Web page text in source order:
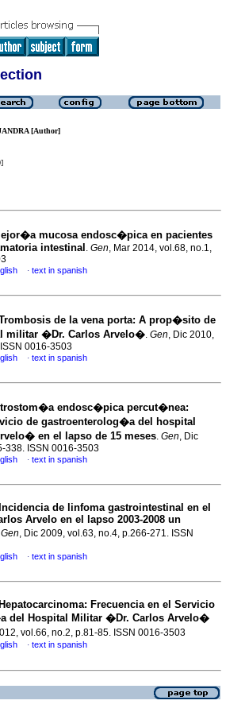
[Author]
]
mucosa endosc�pica en pacientes
intestinal . Gen, Mar 2014, vol.68, no.1,
· text in spanish
de la vena porta: A prop�sito de
militar �Dr. Carlos Arvelo�. Gen, Dic 2010,
0016-3503
· text in spanish
endosc�pica percut�nea:
de gastroenterolog�a del hospital
en el lapso de 15 meses. Gen, Dic
338. ISSN 0016-3503
· text in spanish
Incidencia de linfoma gastrointestinal en el
Arvelo en el lapso 2003-2008 un
Gen, Dic 2009, vol.63, no.4, p.266-271. ISSN
· text in spanish
Hepatocarcinoma: Frecuencia en el Servicio
del Hospital Militar �Dr. Carlos Arvelo�
vol.66, no.2, p.81-85. ISSN 0016-3503
· text in spanish